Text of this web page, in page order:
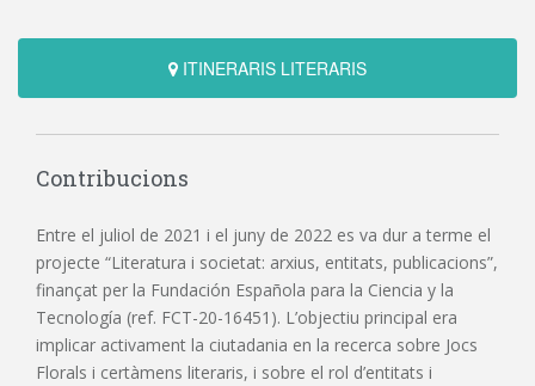
ITINERARIS LITERARIS
Contribucions
Entre el juliol de 2021 i el juny de 2022 es va dur a terme el
projecte “Literatura i societat: arxius, entitats, publicacions”,
finançat per la Fundación Española para la Ciencia y la
Tecnología (ref. FCT-20-16451). L’objectiu principal era
implicar activament la ciutadania en la recerca sobre Jocs
Florals i certàmens literaris, i sobre el rol d’entitats i